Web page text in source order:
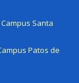
Santa
Patos de